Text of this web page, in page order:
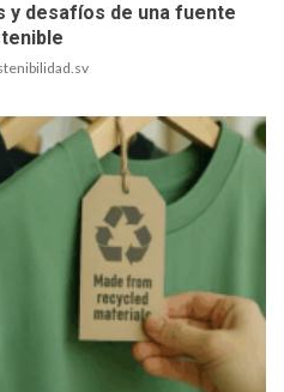
y desafíos de una fuente